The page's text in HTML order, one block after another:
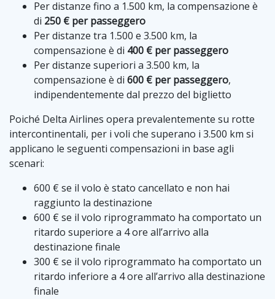
Per distanze fino a 1.500 km, la compensazione è
di 250 € per passeggero
Per distanze tra 1.500 e 3.500 km, la
compensazione è di 400 € per passeggero
Per distanze superiori a 3.500 km, la
compensazione è di 600 € per passeggero,
indipendentemente dal prezzo del biglietto
Poiché Delta Airlines opera prevalentemente su rotte
intercontinentali, per i voli che superano i 3.500 km si
applicano le seguenti compensazioni in base agli
scenari:
600 € se il volo è stato cancellato e non hai
raggiunto la destinazione
600 € se il volo riprogrammato ha comportato un
ritardo superiore a 4 ore all’arrivo alla
destinazione finale
300 € se il volo riprogrammato ha comportato un
ritardo inferiore a 4 ore all’arrivo alla destinazione
finale